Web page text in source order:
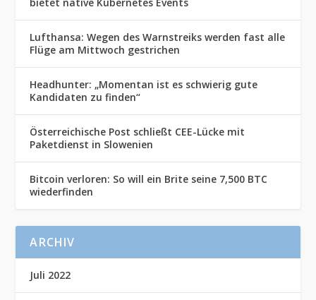
Lufthansa: Wegen des Warnstreiks werden fast alle
Flüge am Mittwoch gestrichen
Headhunter: „Momentan ist es schwierig gute
Kandidaten zu finden“
Österreichische Post schließt CEE-Lücke mit
Paketdienst in Slowenien
Bitcoin verloren: So will ein Brite seine 7,500 BTC
wiederfinden
ARCHIV
Juli 2022